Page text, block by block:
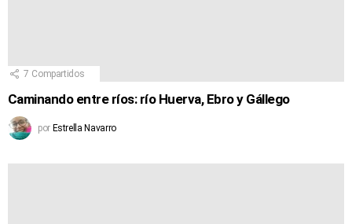
7 Compartidos
Caminando entre ríos: río Huerva, Ebro y Gállego
por Estrella Navarro